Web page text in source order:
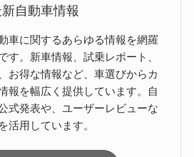
自動車情報
車に関するあらゆる情報を網羅
す。新車情報、試乗レポート、
お得な情報など、車選びからカ
報を幅広く提供しています。自
式発表や、ユーザーレビューな
活用しています。